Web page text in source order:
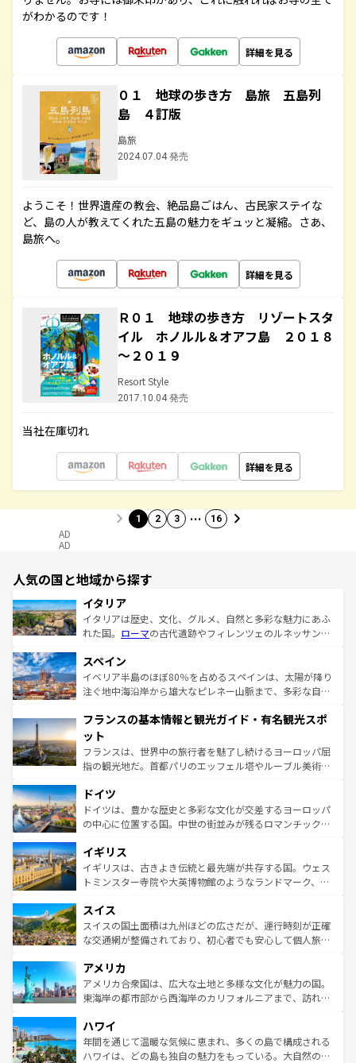
がわかるのです！
詳細を見る
０１ 地球の歩き方 島旅 五島列
島 ４訂版
島旅
2024.07.04 発売
ようこそ！世界遺産の教会、絶品島ごはん、古民家ステイな
ど、島の人が教えてくれた五島の魅力をギュッと凝縮。さあ、
島旅へ。
詳細を見る
Ｒ０１ 地球の歩き方 リゾートスタ
イル ホノルル＆オアフ島 ２０１８
～２０１９
Resort Style
2017.10.04 発売
当社在庫切れ
詳細を見る
1 2 3 … 16
AD
AD
人気の国と地域から探す
イタリア
イタリアは歴史、文化、グルメ、自然と多彩な魅力にあふ
れた国。 ローマの古代遺跡やフィレンツェのルネッサンス
ろん、トスカーナの美しい田園風景やアマルフィ海岸の絶
景など、自然景観も見逃せない。観光の合間には、本場の
ピザやパスタなど、絶品のイタリア料理を堪能することも
ませてくれるイタリアで、忘れられない旅をしてみよう！
なお、新着のイタリア情報は
しい。
スペイン
イベリア半島のほぼ80％を占めるスペインは、太陽が降り
注ぐ地中海沿岸から雄大なピレネー山脈まで、多彩な自然
文化が根付くこの国では、情熱的なフラメンコ、熱気あふ
れる闘牛、そして美味しいタパスが生活の一部となってい
る。首都マドリードの洗練された雰囲気や、バルセロナの
アートに溢れた街角から、地方では古代ローマ遺跡や中世
せる。地方によって風土や気候が異なるスペインはその個
性で訪れる人を魅了する。 なお、新着のスペイン情報は コ
ンテンツ一覧を参照してほしい。
フランスの基本情報と観光ガイド・有名観光スポ
ット
フランスは、世界中の旅行者を魅了し続けるヨーロッパ屈
指の観光地だ。首都パリのエッフェル塔やルーブル美術館
で、幅広い魅力が詰まっている。華麗な宮殿、歴史的な大
聖堂、美しいビーチ、そして豊かな自然が、訪れる者を心
から魅了する。また、フランスは美食の国としても知ら
いる。シャンパンの発祥地であるランス、プロヴァンスの
香り高いラベンダー畑など、多彩な楽しみ方が可能だ。さ
らに、パリ以外の地域にも魅力が溢れており、どの街角に
れる地方に足を運ぶとそれぞれで全く異なる文化を体験で
きるだろう。 なお、新着のフランス情報はコンテンツ一覧
を参照してほしい。
ドイツ
ドイツは、豊かな歴史と多彩な文化が交差するヨーロッパ
の中心に位置する国。中世の街並みが残るロマンチック街
顔を持つこの国は、どこを歩いても飽きることがない。ベ
ルリンの文化的活気、バイエルン州のアルプスの絶景、そ
してライン川沿いのワイン畑といった風景は必見。ビール
は、お酒好きな人にはぜひ体験してほしい。 なお、新着の
ドイツ情報はコンテンツ一覧を参照してほしい。
イギリス
イギリスは、古きよき伝統と最先端が共存する国。ウェス
トミンスター寺院や大英博物館のようなランドマーク、歴
リアごとに異なる魅力がある。また、優雅なアフタヌーン
ティー、ビール好きにはたまらない英国パブ、サッカー観
戦など、本場だからこそできる体験も豊富。イギリスを旅
ンツ一覧を参照してほしい。
スイス
スイスの国土面積は九州ほどの広さだが、運行時刻が正確
な交通網が整備されており、初心者でも安心して個人旅行
の建物がそのまま残る町や、スイスならではのユニークな
博物館もあり、アルプス観光だけでなく町歩きも満喫する
ことができる。国民の所得が高いため物価も高いが、旅行
ば市内交通費無料で観光を楽しむこともできる。 なお、新
着のスイス情報はコンテンツ一覧 を参照してほしい。
アメリカ
アメリカ合衆国は、広大な土地と多様な文化が魅力の国。
東海岸の都市部から西海岸のカリフォルニアまで、訪れる
のような巨大都市は、観光、ショッピング、エンターテイ
ンメントが詰まった刺激的なスポットだ。一方、アメリカ
西部には大自然が広がり、グランドキャニオンやイエロー
ハワイ
年間を通じて温暖な気候に恵まれ、多くの島で構成される
ハワイは、どの島も独自の魅力をもっている。大自然の神